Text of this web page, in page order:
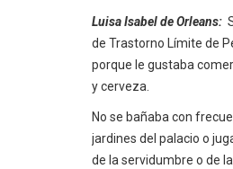
Luisa Isabel de Orleans:
de Trastorno Límite de
porque le gustaba
y cerveza.
No se bañaba con
jardines del palacio o
de la servidumbre o de